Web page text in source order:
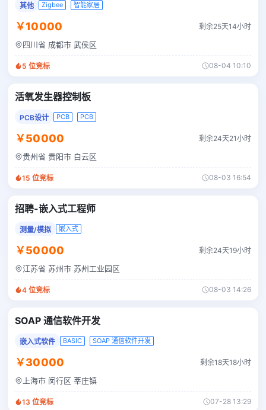
其他 Zigbee 智能家居
￥10000 剩余25天14小时
四川省 成都市 武侯区
5 位竞标 08-04 10:10
活氧发生器控制板
PCB设计 PCB PCB
￥50000 剩余24天21小时
贵州省 贵阳市 白云区
15 位竞标 08-03 16:54
招聘-嵌入式工程师
测量/模拟 嵌入式
￥50000 剩余24天19小时
江苏省 苏州市 苏州工业园区
4 位竞标 08-03 14:26
SOAP 通信软件开发
嵌入式软件 BASIC SOAP 通信软件开发
￥30000 剩余18天18小时
上海市 闵行区 莘庄镇
13 位竞标 07-28 13:29